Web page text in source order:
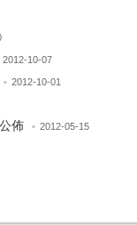
2012-10-07
• 2012-10-01
佈 • 2012-05-15